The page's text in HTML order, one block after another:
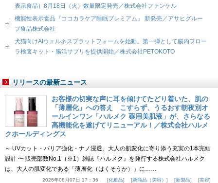
表示食品）8月18日（火）数量限定発売／株式会社ファンケル
機能性表示食品『ココカラケア睡眠プレミアム』 新発売／アサヒグルー
プ食品株式会社
犬猫向けAIウェルネスプラットフォームを始動。第一弾として腸内フロー
ラ検査キット・腸活サプリを提供開始／株式会社PETOKOTO
リリースの最新ニュース
お客様の切実な声に耳を傾けてたどり着いた、肌の
「薄層化」への答え こすらず、うるおす朝夜別オ
ールインワン「ハルメク 薬用美肌液」が、さらなる
高機能化を遂げてリニューアル！／株式会社ハルメ
クホールディングス
～ UVカット・バリア強化・ナノ浸透。大人の肌変化に寄り添う充実の1本完結
設計 〜 販売部数No.1（※1）雑誌『ハルメク』を発行する株式会社ハルメク
は、大人の肌変化である「薄層化（はくそうか）」に……
2026年08月07日 17：36 化粧品 新商品（美容） 新製品 美容